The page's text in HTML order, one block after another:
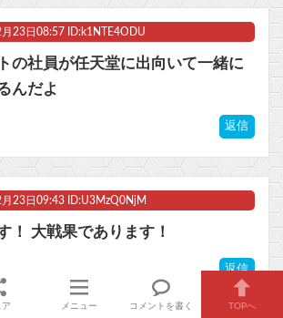
23日08:57 ID:k1NTE4ODU
の社員が任天堂に出向いて一緒に
んだよ
返信
23日09:43 ID:U3MzQ0NjM
！ 大戦果であります！
返信
ア メニュー コメントを書く TOPへ